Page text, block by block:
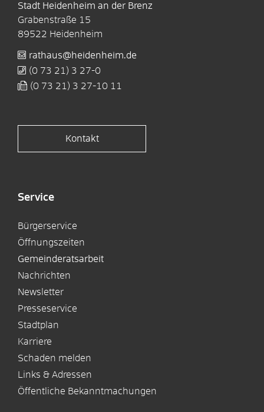
Stadt Heidenheim an der Brenz
Grabenstraße 15
89522 Heidenheim
rathaus@heidenheim.de
(0 73 21) 3 27-0
(0 73 21) 3 27-10 11
Kontakt
Service
Bürgerservice
Öffnungszeiten
Gemeinderatsarbeit
Nachrichten
Newsletter
Presseservice
Stadtplan
Karriere
Schaden melden
Links & Adressen
Öffentliche Bekanntmachungen